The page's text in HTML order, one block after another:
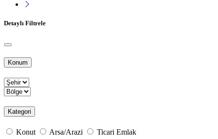
Detaylı Filtrele
Konum
Kategori
Konut Arsa/Arazi Ticari Emlak